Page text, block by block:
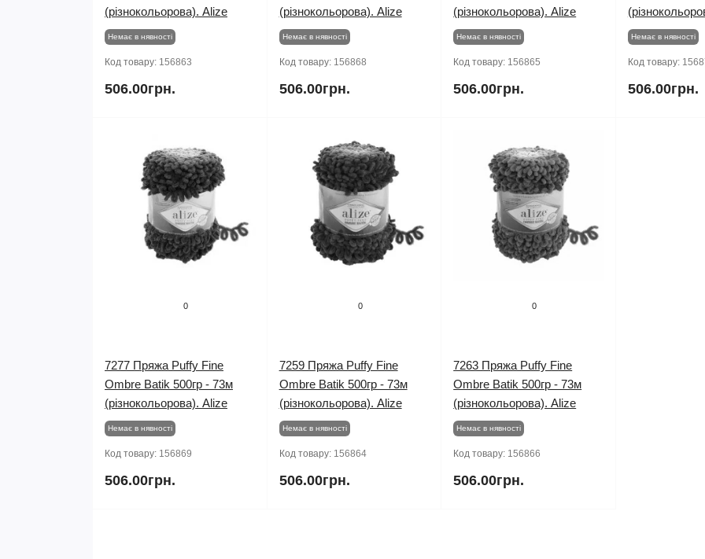
(різнокольорова). Alize
Немає в нявності
Код товару: 156863
506.00грн.
(різнокольорова). Alize
Немає в нявності
Код товару: 156868
506.00грн.
(різнокольорова). Alize
Немає в нявності
Код товару: 156865
506.00грн.
Немає в нявності
Код товару:
506.00грн.
0
7277 Пряжа Puffy Fine
Ombre Batik 500гр - 73м
(різнокольорова). Alize
Немає в нявності
Код товару: 156869
506.00грн.
0
7259 Пряжа Puffy Fine
Ombre Batik 500гр - 73м
(різнокольорова). Alize
Немає в нявності
Код товару: 156864
506.00грн.
0
7263 Пряжа Puffy Fine
Ombre Batik 500гр - 73м
(різнокольорова). Alize
Немає в нявності
Код товару: 156866
506.00грн.